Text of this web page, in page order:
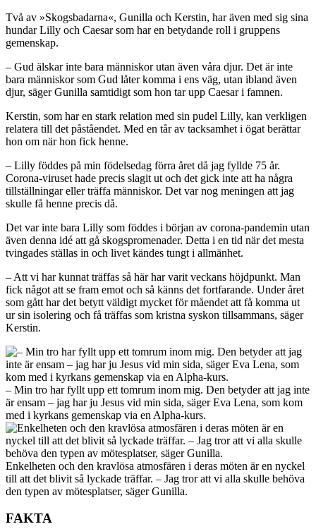
Två av »Skogsbadarna«, Gunilla och Kerstin, har även med sig sina
hundar Lilly och Caesar som har en betydande roll i gruppens
gemenskap.
– Gud älskar inte bara människor utan även våra djur. Det är inte
bara människor som Gud låter komma i ens väg, utan ibland även
djur, säger Gunilla samtidigt som hon tar upp Caesar i famnen.
Kerstin, som har en stark relation med sin pudel Lilly, kan verkligen
relatera till det påståendet. Med en tår av tacksamhet i ögat berättar
hon om när hon fick henne.
– Lilly föddes på min födelsedag förra året då jag fyllde 75 år.
Corona-viruset hade precis slagit ut och det gick inte att ha några
tillställningar eller träffa människor. Det var nog meningen att jag
skulle få henne precis då.
Det var inte bara Lilly som föddes i början av corona-pandemin utan
även denna idé att gå skogspromenader. Detta i en tid när det mesta
tvingades ställas in och livet kändes tungt i allmänhet.
– Att vi har kunnat träffas så här har varit veckans höjdpunkt. Man
fick något att se fram emot och så känns det fortfarande. Under året
som gått har det betytt väldigt mycket för måendet att få komma ut
ur sin isolering och få träffas som kristna syskon tillsammans, säger
Kerstin.
– Min tro har fyllt upp ett tomrum inom mig. Den betyder att jag inte
är ensam – jag har ju Jesus vid min sida, säger Eva Lena, som kom
med i kyrkans gemenskap via en Alpha-kurs.
Enkelheten och den kravlösa atmosfären i deras möten är en nyckel
till att det blivit så lyckade träffar. – Jag tror att vi alla skulle behöva
den typen av mötesplatser, säger Gunilla.
FAKTA